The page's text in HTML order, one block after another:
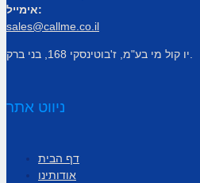
אימייל:
sales@callme.co.il
ניווט אתר
דף הבית
אודותינו